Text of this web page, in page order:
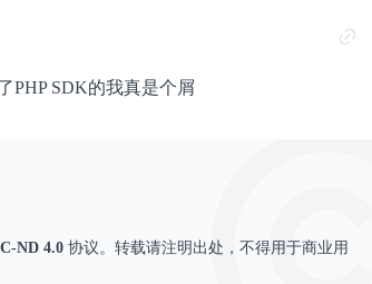
PHP SDK的我真是个屑
ND 4.0 协议。转载请注明出处，不得用于商业用